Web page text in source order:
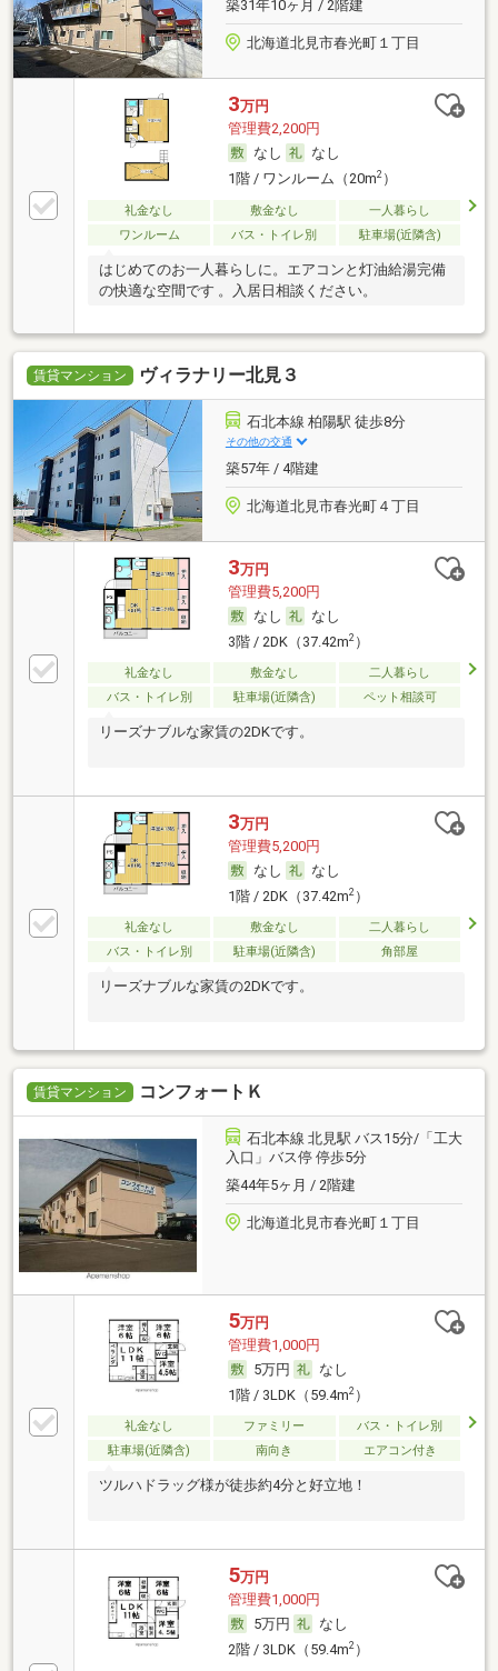
築31年10ヶ月 / 2階建
北海道北見市春光町１丁目
3万円
管理費2,200円
なし
なし
1階 / ワンルーム（20m2）
礼金なし 敷金なし
一人暮らし
ワンルーム
バス・トイレ別 駐車場(近隣含)
はじめてのお一人暮らしに。エアコンと灯油給湯完備
の快適な空間です 。入居日相談ください。
賃貸マンション ヴィラナリー北見３
石北本線 柏陽駅 徒歩8分
その他の交通
築57年 / 4階建
北海道北見市春光町４丁目
3万円
管理費5,200円
なし
なし
3階 / 2DK（37.42m2）
礼金なし 敷金なし
二人暮らし
バス・トイレ別
駐車場(近隣含) ペット相談可
リーズナブルな家賃の2DKです。
3万円
管理費5,200円
なし
なし
1階 / 2DK（37.42m2）
礼金なし 敷金なし
二人暮らし
バス・トイレ別
駐車場(近隣含) 角部屋
リーズナブルな家賃の2DKです。
賃貸マンション コンフォートＫ
石北本線 北見駅 バス15分/「工大
入口」バス停 停歩5分
築44年5ヶ月 / 2階建
北海道北見市春光町１丁目
5万円
管理費1,000円
5万円
なし
1階 / 3LDK（59.4m2）
礼金なし ファミリー
バス・トイレ別
駐車場(近隣含)
南向き エアコン付き
ツルハドラッグ様が徒歩約4分と好立地！
5万円
管理費1,000円
5万円
なし
2階 / 3LDK（59.4m2）